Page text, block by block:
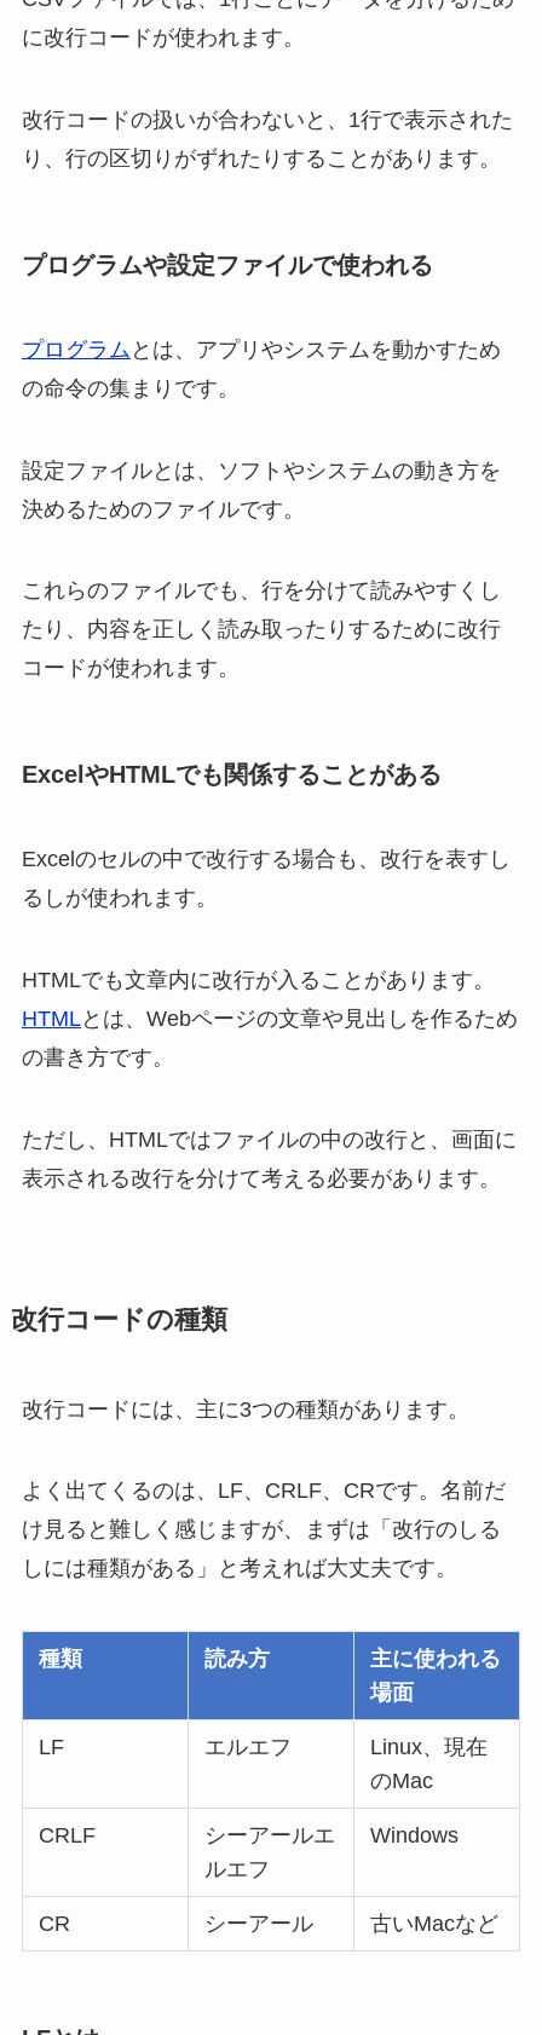
に改行コードが使われます。
改行コードの扱いが合わないと、1行で表示された
り、行の区切りがずれたりすることがあります。
プログラムや設定ファイルで使われる
プログラム とは、アプリやシステムを動かすため
の命令の集まりです。
設定ファイルとは、ソフトやシステムの動き方を
決めるためのファイルです。
これらのファイルでも、行を分けて読みやすくし
たり、内容を正しく読み取ったりするために改行
コードが使われます。
ExcelやHTMLでも関係することがある
Excelのセルの中で改行する場合も、改行を表すし
るしが使われます。
HTMLでも文章内に改行が入ることがあります。
HTMLとは、Webページの文章や見出しを作るため
の書き方です。
ただし、HTMLではファイルの中の改行と、画面に
表示される改行を分けて考える必要があります。
改行コードの種類
改行コードには、主に3つの種類があります。
よく出てくるのは、LF、CRLF、CRです。名前だ
け見ると難しく感じますが、まずは「改行のしる
しには種類がある」と考えれば大丈夫です。
種類 読み方
主に使われる
場面
LF エルエフ
Linux、現在
のMac
CRLF
シーアールエ
ルエフ
Windows
CR シーアール 古いMacなど